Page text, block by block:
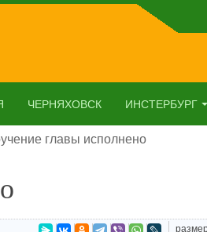
ЧЕРНЯХОВСК ИНСТЕРБУРГ
главы исполнено